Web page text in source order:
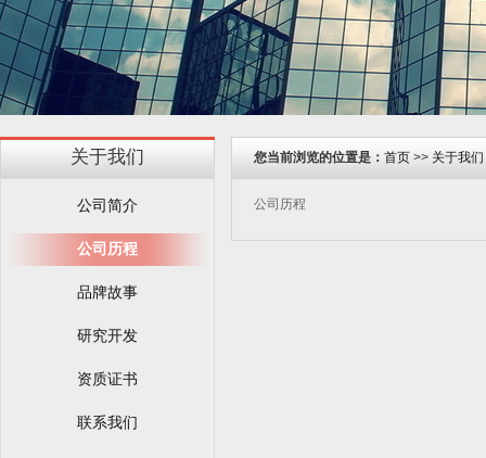
关于我们
公司简介
公司历程
品牌故事
研究开发
资质证书
联系我们
您当前浏览的位置是： 首页 >> 关于我们
公司历程